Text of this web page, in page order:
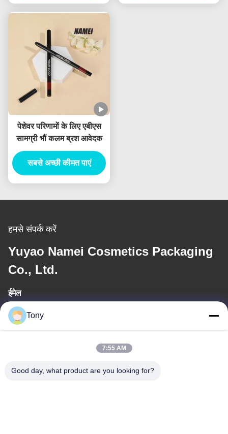
पेशेवर परिणामों के लिए एबीएस
सामग्री भौं कलम ब्रश आवेदक
सबसे अच्छी कीमत पाएं
हमसे संपर्क करें
Yuyao Namei Cosmetics Packaging
Co., Ltd.
ईमेल
tony@chinacosmeticpackaging.com
हमारा पता
Tony
7:55 AM
Good day, what product are you looking for?